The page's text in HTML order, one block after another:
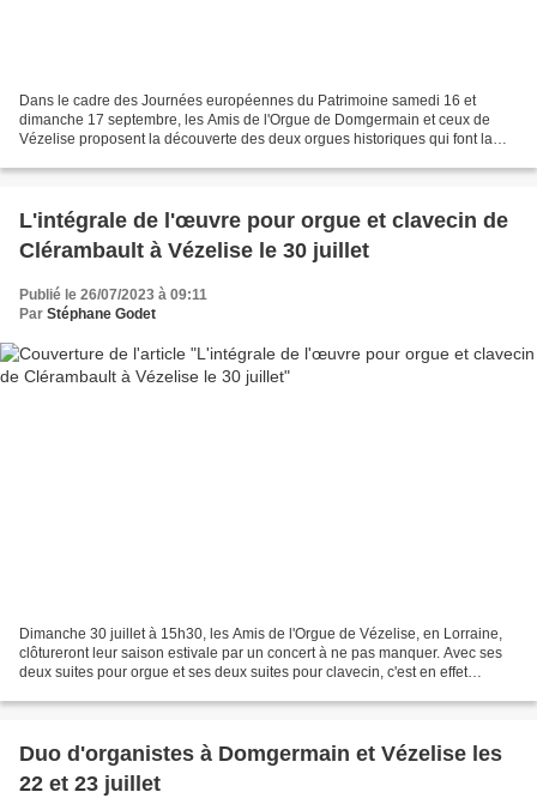
Dans le cadre des Journées européennes du Patrimoine samedi 16 et
dimanche 17 septembre, les Amis de l'Orgue de Domgermain et ceux de
Vézelise proposent la découverte des deux orgues historiques qui font la
L'intégrale de l'œuvre pour orgue et clavecin de
Clérambault à Vézelise le 30 juillet
Publié le 26/07/2023 à 09:11
Par Stéphane Godet
Dimanche 30 juillet à 15h30, les Amis de l'Orgue de Vézelise, en Lorraine,
clôtureront leur saison estivale par un concert à ne pas manquer. Avec ses
deux suites pour orgue et ses deux suites pour clavecin, c'est en effet
Duo d'organistes à Domgermain et Vézelise les
22 et 23 juillet